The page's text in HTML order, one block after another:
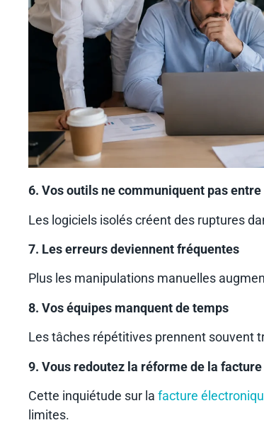
6. Vos outils ne communiquent pas entre
Les logiciels isolés créent des ruptures
7. Les erreurs deviennent fréquentes
Plus les manipulations manuelles
8. Vos équipes manquent de temps
Les tâches répétitives prennent souvent
9. Vous redoutez la réforme de la
Cette inquiétude sur la facture
limites.